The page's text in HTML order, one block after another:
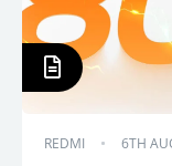
REDMI 6TH